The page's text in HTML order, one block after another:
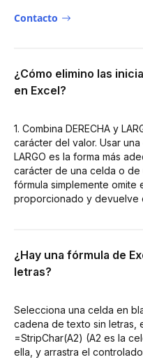
Contacto
¿Cómo elimino las
en Excel?
1. Combina DERECHA y
carácter del valor. Usar
LARGO es la forma más
carácter de una celda o de
fórmula simplemente
proporcionado y devuelve
¿Hay una fórmula de
letras?
Selecciona una celda en
cadena de texto sin letras,
=StripChar(A2) (A2 es la
ella, y arrastra el